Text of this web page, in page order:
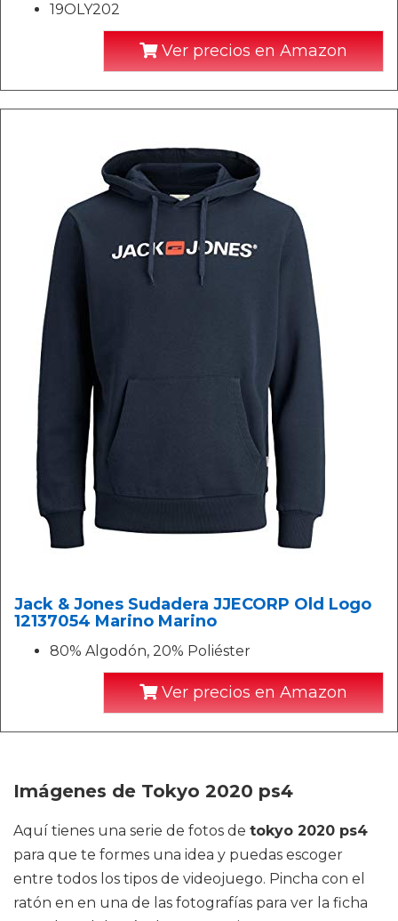
19OLY202
Ver precios en Amazon
Jack & Jones Sudadera JJECORP Old Logo
12137054 Marino Marino
80% Algodón, 20% Poliéster
Ver precios en Amazon
Imágenes de Tokyo 2020 ps4
Aquí tienes una serie de fotos de tokyo 2020 ps4
para que te formes una idea y puedas escoger
entre todos los tipos de videojuego. Pincha con el
ratón en en una de las fotografías para ver la ficha